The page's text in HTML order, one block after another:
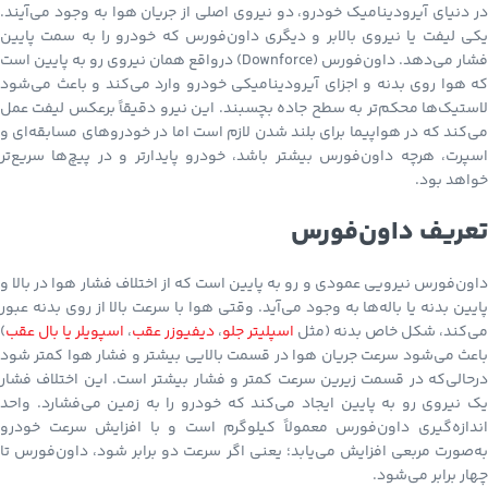
در دنیای آیرودینامیک خودرو، دو نیروی اصلی از جریان هوا به وجود می‌آیند.
یکی لیفت یا نیروی بالابر و دیگری داون‌فورس که خودرو را به سمت پایین
فشار می‌دهد. داون‌فورس (Downforce) درواقع همان نیروی رو به پایین است
که هوا روی بدنه و اجزای آیرودینامیکی خودرو وارد می‌کند و باعث می‌شود
لاستیک‌ها محکم‌تر به سطح جاده بچسبند. این نیرو دقیقاً برعکس لیفت عمل
می‌کند که در هواپیما برای بلند شدن لازم است اما در خودروهای مسابقه‌ای و
اسپرت، هرچه داون‌فورس بیشتر باشد، خودرو پایدارتر و در پیچ‌ها سریع‌تر
خواهد بود.
تعریف داون‌فورس
داون‌فورس نیرویی عمودی و رو به پایین است که از اختلاف فشار هوا در بالا و
پایین بدنه یا باله‌ها به وجود می‌آید. وقتی هوا با سرعت بالا از روی بدنه عبور
می‌کند، شکل خاص بدنه (مثل اسپلیتر جلو،دیفیوزر عقب، اسپویلر یا بال عقب)
باعث می‌شود سرعت جریان هوا در قسمت بالایی بیشتر و فشار هوا کمتر شود
درحالی‌که در قسمت زیرین سرعت کمتر و فشار بیشتر است. این اختلاف فشار
یک نیروی رو به پایین ایجاد می‌کند که خودرو را به زمین می‌فشارد. واحد
اندازه‌گیری داون‌فورس معمولاً کیلوگرم است و با افزایش سرعت خودرو
به‌صورت مربعی افزایش می‌یابد؛ یعنی اگر سرعت دو برابر شود، داون‌فورس تا
چهار برابر می‌شود.